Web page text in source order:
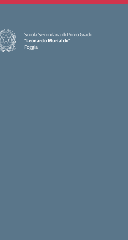
Scuola Secondaria di Primo Grado
"Leonardo Murialdo"
Foggia
— Visita la pagina iniziale della scuola